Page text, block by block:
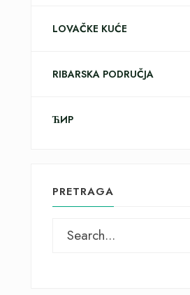
LOVAČKE KUĆE
RIBARSKA PODRUČJA
ЋИР
PRETRAGA